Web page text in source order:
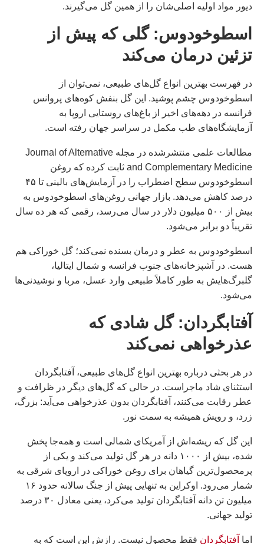
دیور مواد اولیه اصلی‌شان را از همین گل می‌گیرند.
اسطوخودوس: گلی که پیش از
تزئین درمان می‌کند
در فهرست بهترین انواع گل‌های طبیعی، نمی‌توان از
اسطوخودوس چشم پوشید. این گل بنفش کوه‌های پروانس
فرانسه در دهه‌های اخیر از باغ‌های روستایی اروپا به
آزمایشگاه‌های طب مکمل در سراسر جهان رفته است.
مطالعات علمی منتشرشده در مجله Journal of Alternative
and Complementary Medicine ثابت کرده که روغن
اسطوخودوس سطح اضطراب را در آزمایش‌های بالینی تا ۴۵
درصد کاهش می‌دهد. بازار جهانی روغن‌های اسطوخودوس به
بیش از ۵۰۰ میلیون دلار در سال می‌رسد، رقمی که هر ده سال
تقریباً دو برابر می‌شود.
اسطوخودوس به عطر و درمان بسنده نمی‌کند؛ گل خوراکی هم
هست. در آشپزخانه‌های جنوب فرانسه و شمال ایتالیا،
گلبرگ‌هایش به طور کاملاً طبیعی وارد عسل، مربا و نوشیدنی‌ها
می‌شود.
آفتابگردان: گل شادی که
عذرخواهی نمی‌کند
در هر بحثی درباره بهترین انواع گل‌های طبیعی، آفتابگردان
استثنای شاد ماجراست. در حالی که گل‌های دیگر در ظرافت و
عطر رقابت می‌کنند، آفتابگردان بدون عذرخواهی می‌آید: بزرگ،
زرد، و رویش همیشه به سمت نور.
این گل که ریشه‌اش از آمریکای شمالی است و همه‌جا پخش
شده، بیش از ۱۰۰۰ دانه در هر گل تولید می‌کند و یکی از
پرمحصول‌ترین گیاهان برای روغن خوراکی در اروپای شرقی به
شمار می‌رود. اوکراین به تنهایی پیش از جنگ سالانه حدود ۱۶
میلیون تن دانه آفتابگردان تولید می‌کرد، یعنی معادل ۳۰ درصد
تولید جهانی.
اما آفتابگردان فقط محصول نیست. رازش این است که به